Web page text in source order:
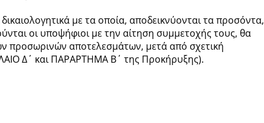
με τα οποία, αποδεικνύονται τα προσόντα,
οι υποψήφιοι με την αίτηση συμμετοχής τους, θα
προσωρινών αποτελεσμάτων, μετά από σχετική
Δ΄ και ΠΑΡΑΡΤΗΜΑ Β΄ της Προκήρυξης).